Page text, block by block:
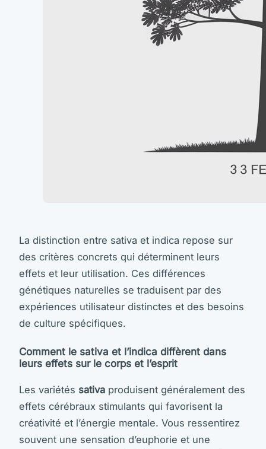
La distinction entre sativa et indica repose sur
des critères concrets qui déterminent leurs
effets et leur utilisation. Ces différences
génétiques naturelles se traduisent par des
expériences utilisateur distinctes et des besoins
de culture spécifiques.
Comment le sativa et l’indica diffèrent dans
leurs effets sur le corps et l’esprit
Les variétés sativa produisent généralement des
effets cérébraux stimulants qui favorisent la
créativité et l’énergie mentale. Vous ressentirez
souvent une sensation d’euphorie et une